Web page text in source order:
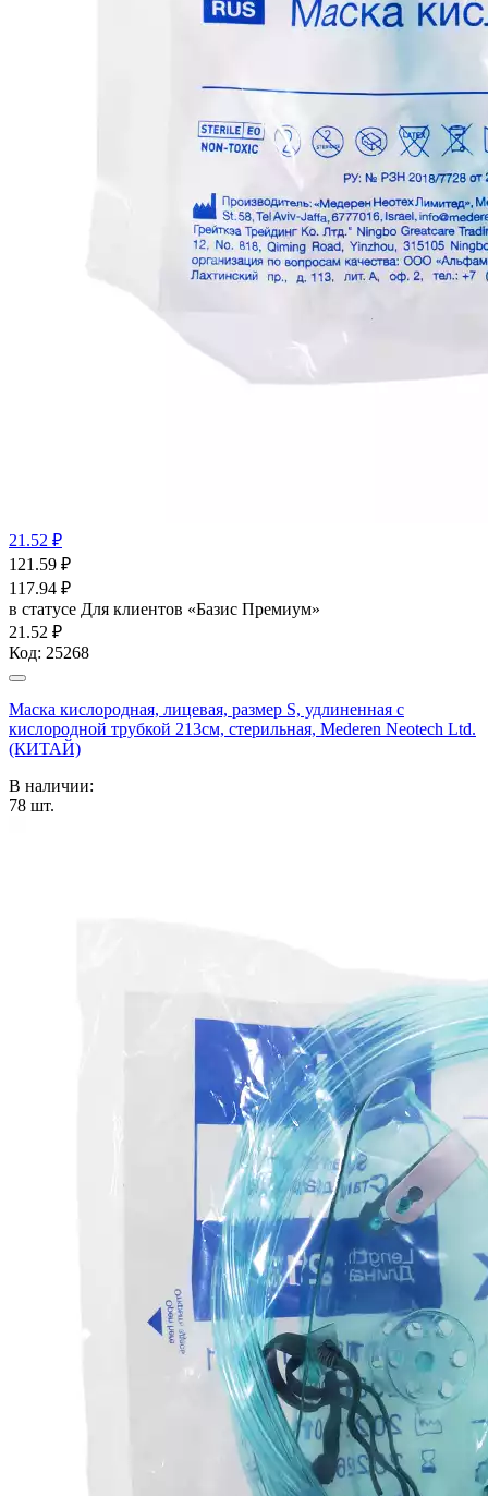
21.52 ₽
121.59 ₽
117.94 ₽
в статусе Для клиентов «Базис Премиум»
21.52 ₽
Код: 25268
Маска кислородная, лицевая, размер S, удлиненная с
кислородной трубкой 213см, стерильная, Mederen Neotech Ltd.
(КИТАЙ)
В наличии:
78 шт.